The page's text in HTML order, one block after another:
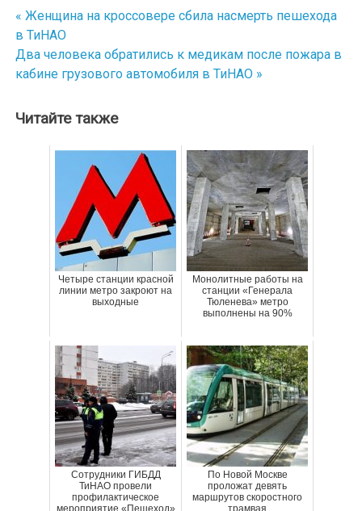
Навигация
по
записям
« Женщина на кроссовере сбила насмерть пешехода
в ТиНАО
Два человека обратились к медикам после пожара в
кабине грузового автомобиля в ТиНАО »
Читайте также
Четыре станции красной
линии метро закроют на
выходные
Монолитные работы на
станции «Генерала
Тюленева» метро
выполнены на 90%
Сотрудники ГИБДД
ТиНАО провели
профилактическое
мероприятие «Пешеход»
По Новой Москве
проложат девять
маршрутов скоростного
трамвая